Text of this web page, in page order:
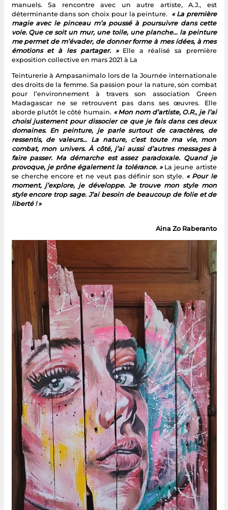
manuels. Sa rencontre avec un autre artiste, A.J., est
déterminante dans son choix pour la peinture. « La première
magie avec le pinceau m’a poussé à poursuivre dans cette
voie. Que ce soit un mur, une toile, une planche… la peinture
me permet de m’évader, de donner forme à mes idées, à mes
émotions et à les partager. »Elle a réalisé sa première
exposition collective en mars 2021 à La
Teinturerie à Ampasanimalo lors de la Journée internationale
des droits de la femme. Sa passion pour la nature, son combat
pour l’environnement à travers son association Green
Madagascar ne se retrouvent pas dans ses œuvres. Elle
aborde plutôt le côté humain. « Mon nom d’artiste, O.R., je l’ai
choisi justement pour dissocier ce que je fais dans ces deux
domaines. En peinture, je parle surtout de caractères, de
ressentis, de valeurs… La nature, c’est toute ma vie, mon
combat, mon univers. À côté, j’ai aussi d’autres messages à
faire passer. Ma démarche est assez paradoxale. Quand je
provoque, je prône également la tolérance. » La jeune artiste
se cherche encore et ne veut pas définir son style. « Pour le
moment, j’explore, je développe. Je trouve mon style mon
style encore trop sage. J’ai besoin de beaucoup de folie et de
liberté ! »
Aina Zo Raberanto